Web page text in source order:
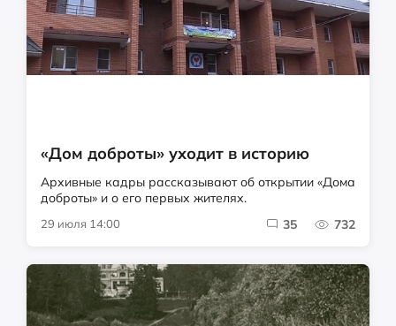
«Дом доброты» уходит в историю
Архивные кадры рассказывают об открытии «Дома
доброты» и о его первых жителях.
29 июля 14:00 35 732